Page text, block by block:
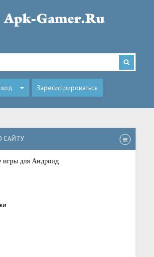
Зарегистрироваться
САЙТУ
игры для Андроид